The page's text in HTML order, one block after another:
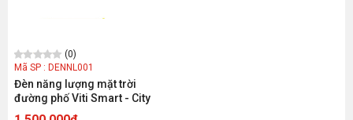
(0)
Mã SP : DENNL001
Đèn năng lượng mặt trời
đường phố Viti Smart - City
Light 300W